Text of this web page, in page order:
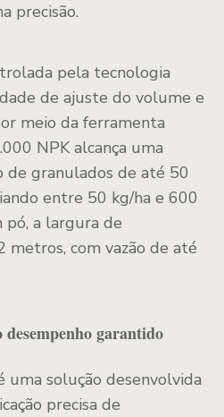
precisão.
pela tecnologia
de ajuste do volume e
meio da ferramenta
NPK alcança uma
granulados de até 50
entre 50 kg/ha e 600
pó, a largura de
metros, com vazão de até
garantido
solução desenvolvida
precisa de